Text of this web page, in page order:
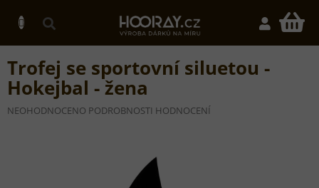
obsah
Trofej se sportovní siluetou -
Hokejbal - žena
PRŮMĚRNÉ
NEOHODNOCENO PODROBNOSTI HODNOCENÍ